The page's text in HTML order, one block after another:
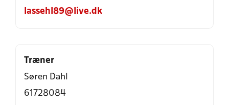
lassehl89@live.dk
Træner
Søren Dahl
61728084